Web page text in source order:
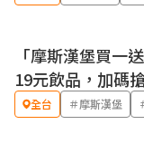
優惠
「摩斯漢堡買一
19元飲品，加碼
全台 ＃摩斯漢堡